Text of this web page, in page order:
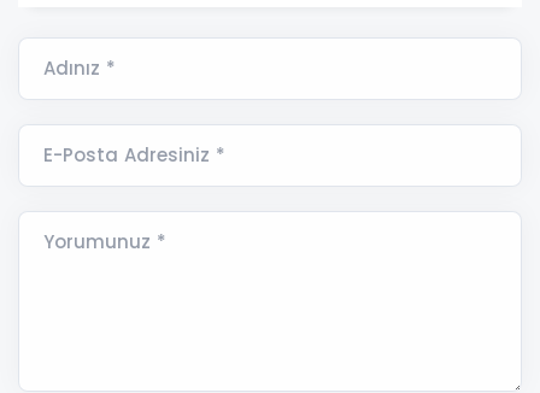
Adınız *
E-Posta Adresiniz *
Yorumunuz *